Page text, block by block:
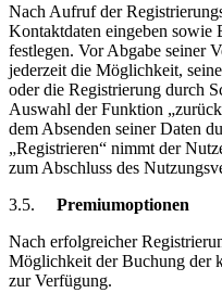
Nach Aufruf der
Kontaktdaten eingeben sowie
festlegen. Vor Abgabe seiner
jederzeit die Möglichkeit,
oder die Registrierung durch
Auswahl der Funktion
dem Absenden seiner Daten
„Registrieren“ nimmt der
zum Abschluss des
3.5.
Premiumoptionen
Nach erfolgreicher
Möglichkeit der Buchung der
zur Verfügung.